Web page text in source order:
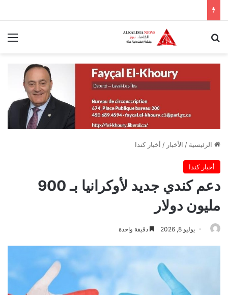
الرئيسية / الأخبار / أخبار كندا
أخبار كندا
دعم كندي جديد لأوكرانيا بـ 900
مليون دولار
يوليو 8, 2026 دقيقة واحدة